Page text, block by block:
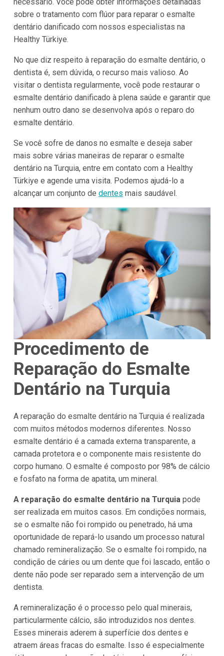
sobre o tratamento com flúor para reparar o esmalte
dentário danificado com nossos especialistas na
Healthy Türkiye.
No que diz respeito à reparação do esmalte dentário, o
dentista é, sem dúvida, o recurso mais valioso. Ao
visitar o dentista regularmente, você pode restaurar o
esmalte dentário danificado à plena saúde e garantir que
nenhum outro dano se desenvolva após o reparo do
esmalte dentário.
Se você sofre de danos no esmalte e deseja saber
mais sobre várias maneiras de reparar o esmalte
dentário na Turquia, entre em contato com a Healthy
Türkiye e agende uma visita. Podemos ajudá-lo a
alcançar um conjunto de dentes mais saudável.
Procedimento de
Reparação do Esmalte
Dentário na Turquia
A reparação do esmalte dentário na Turquia é realizada
com muitos métodos modernos diferentes. Nosso
esmalte dentário é a camada externa transparente, a
camada protetora e o componente mais resistente do
corpo humano. O esmalte é composto por 98% de cálcio
e fosfato na forma de apatita, um mineral.
A reparação do esmalte dentário na Turquiapode
ser realizada em muitos casos. Em condições normais,
se o esmalte não foi rompido ou penetrado, há uma
oportunidade de repará-lo usando um processo natural
chamado remineralização. Se o esmalte foi rompido, na
condição de cáries ou um dente que foi lascado, então o
dente não pode ser reparado sem a intervenção de um
dentista.
A remineralização é o processo pelo qual minerais,
particularmente cálcio, são introduzidos nos dentes.
Esses minerais aderem à superfície dos dentes e
atraem áreas fracas do esmalte. Isso é especialmente